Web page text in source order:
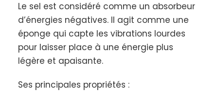
Le sel est considéré comme un absorbeur
d’énergies négatives. Il agit comme une
éponge qui capte les vibrations lourdes
pour laisser place à une énergie plus
légère et apaisante.
Ses principales propriétés :